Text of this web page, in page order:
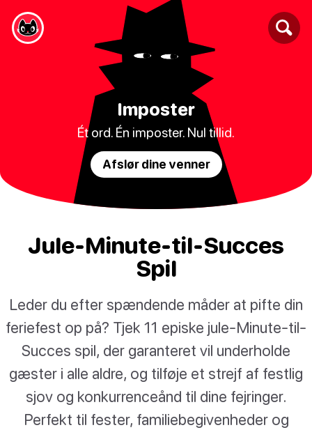
Imposter
Ét ord. Én imposter. Nul tillid.
Afslør dine venner
Jule-Minute-til-Succes
Spil
Leder du efter spændende måder at pifte din
feriefest op på? Tjek 11 episke jule-Minute-til-
Succes spil, der garanteret vil underholde
gæster i alle aldre, og tilføje et strejf af festlig
sjov og konkurrenceånd til dine fejringer.
Perfekt til fester, familiebegivenheder og